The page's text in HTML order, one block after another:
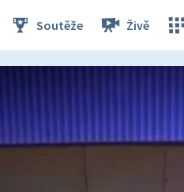
Soutěže Živě